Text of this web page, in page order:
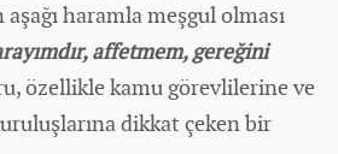
haramla meşgul olması
affetmem, gereğini
özellikle kamu görevlilerine ve
dikkat çeken bir